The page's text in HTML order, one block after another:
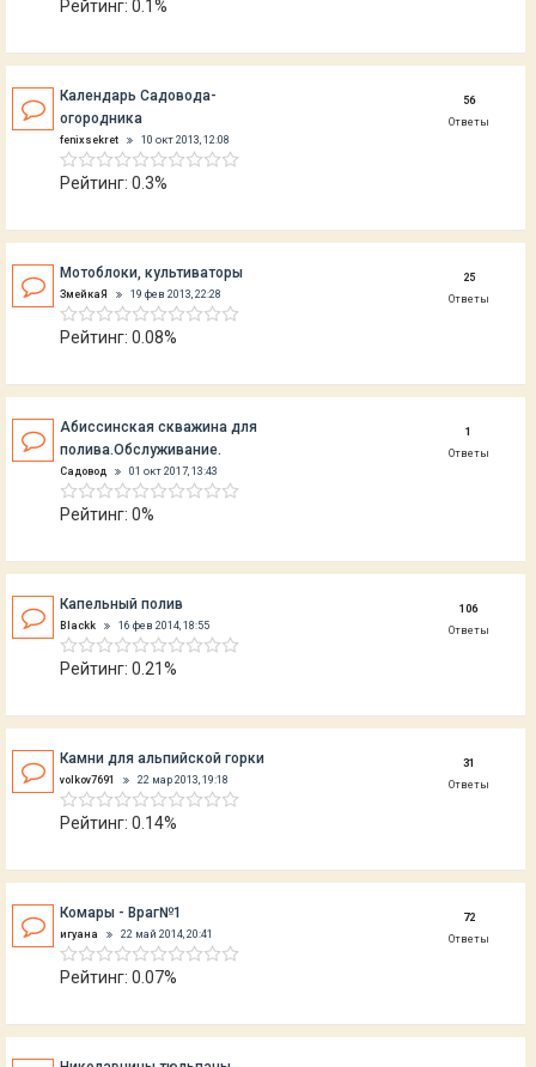
Рейтинг: 0.1%
Календарь Садовода-
огородника
fenixsekret 10 окт 2013, 12:08
Рейтинг: 0.3%
56
Ответы
Мотоблоки, культиваторы
ЗмейкаЯ 19 фев 2013, 22:28
Рейтинг: 0.08%
25
Ответы
Абиссинская скважина для
полива.Обслуживание.
Садовод 01 окт 2017, 13:43
Рейтинг: 0%
1
Ответы
Капельный полив
Blackk 16 фев 2014, 18:55
Рейтинг: 0.21%
106
Ответы
Камни для альпийской горки
volkov7691 22 мар 2013, 19:18
Рейтинг: 0.14%
31
Ответы
Комары - Враг№1
игуана 22 май 2014, 20:41
Рейтинг: 0.07%
72
Ответы